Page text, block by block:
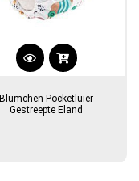
Blümchen Pocketluier
Gestreepte Eland